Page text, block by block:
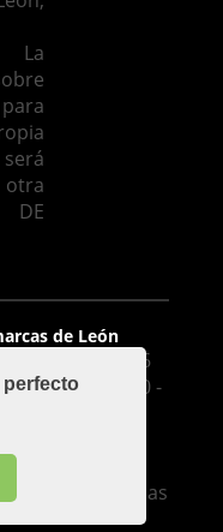
perfecto
La
otra
DE
de León
José Aguado 16
626 425 510 -
987 209 283
web y Tiendas